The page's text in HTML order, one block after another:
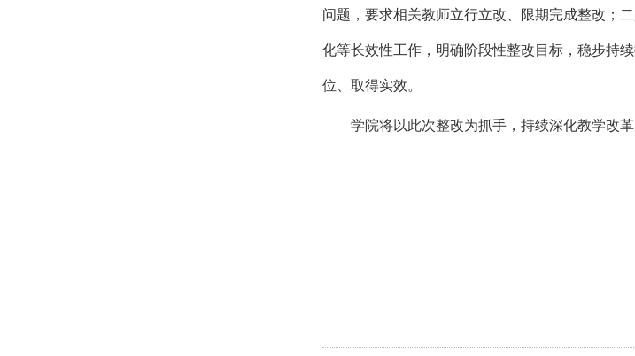
问题，要求相关教师立行立改、限期完成整改；
化等长效性工作，明确阶段性整改目标，稳步持
位、取得实效。
学院将以此次整改为抓手，持续深化教学改